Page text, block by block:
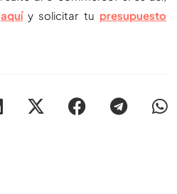
aquíy solicitar tu presupuesto